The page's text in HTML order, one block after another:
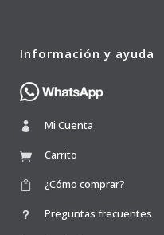
Información y ayuda
Mi Cuenta
Carrito
¿Cómo comprar?
Preguntas frecuentes